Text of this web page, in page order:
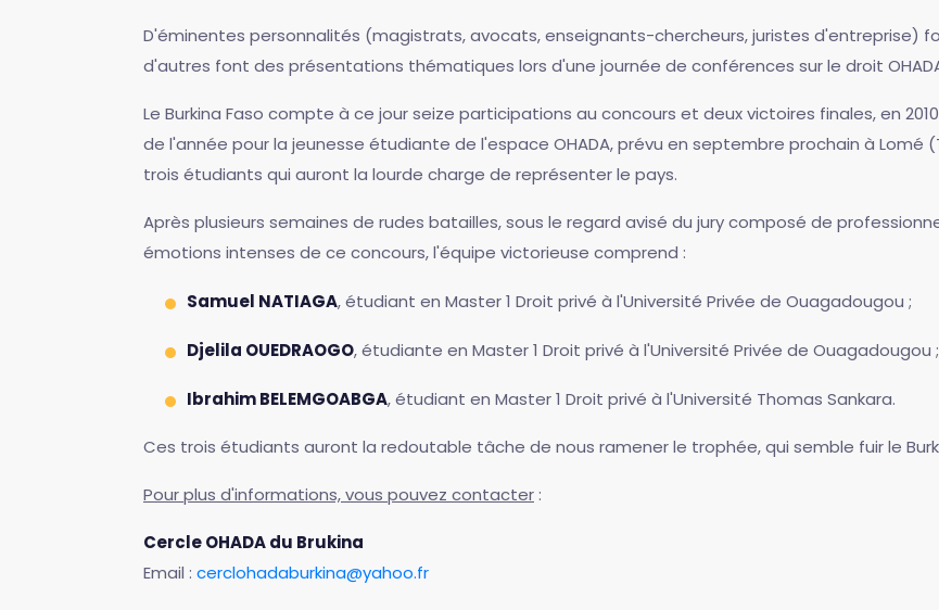
D'éminentes personnalités (magistrats, avocats, enseignants-chercheurs, juristes d'entreprise)
d'autres font des présentations thématiques lors d'une journée de conférences sur le droit
Le Burkina Faso compte à ce jour seize participations au concours et deux victoires finales, en
de l'année pour la jeunesse étudiante de l'espace OHADA, prévu en septembre prochain à Lomé
trois étudiants qui auront la lourde charge de représenter le pays.
Après plusieurs semaines de rudes batailles, sous le regard avisé du jury composé de
émotions intenses de ce concours, l'équipe victorieuse comprend :
Samuel NATIAGA, étudiant en Master 1 Droit privé à l'Université Privée de Ouagadougou ;
Djelila OUEDRAOGO, étudiante en Master 1 Droit privé à l'Université Privée de Ouagadougou ;
Ibrahim BELEMGOABGA, étudiant en Master 1 Droit privé à l'Université Thomas Sankara.
Ces trois étudiants auront la redoutable tâche de nous ramener le trophée, qui semble fuir le
Pour plus d'informations, vous pouvez contacter :
Cercle OHADA du Brukina
Email : cerclohadaburkina@yahoo.fr